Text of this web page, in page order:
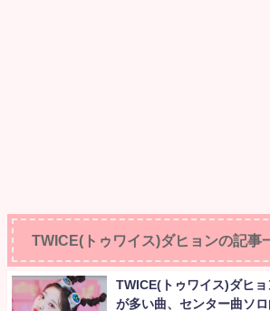
TWICE(トゥワイス)ダヒョンの記事
TWICE(トゥワイス)ダヒ
が多い曲、センター曲ソ